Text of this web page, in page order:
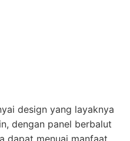
design yang layaknya
dengan panel berbalut